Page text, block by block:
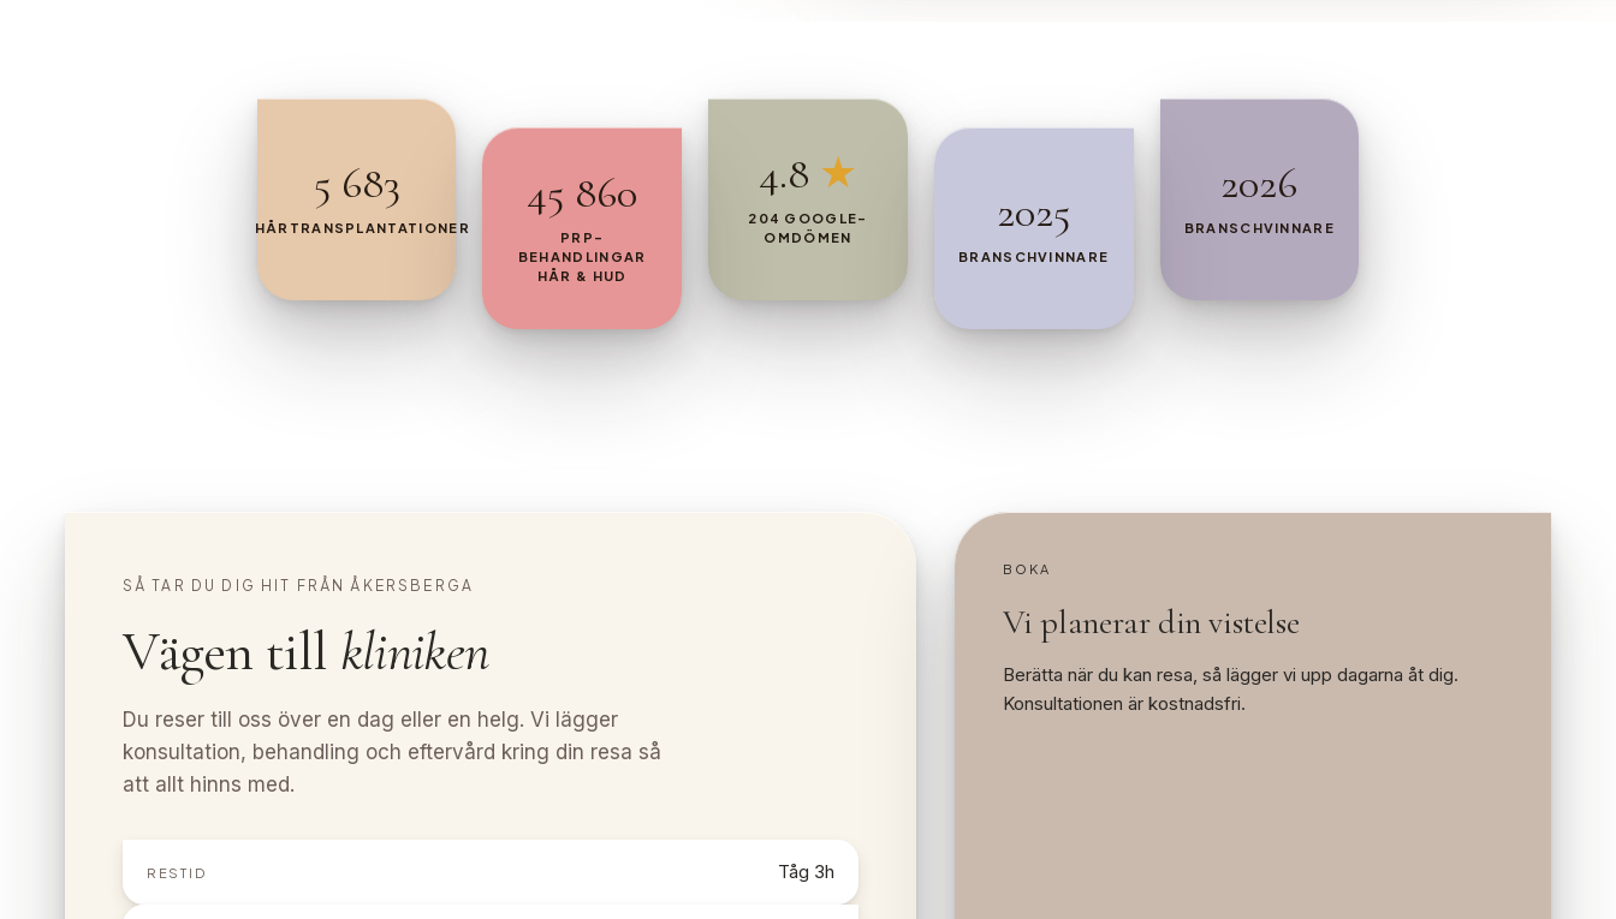
5 683
HÅRTRANSPLANTATIONER
45 860
PRP-
BEHANDLINGAR
HÅR & HUD
4.8 ★
204 GOOGLE-
OMDÖMEN
2025
BRANSCHVINNARE
2026
BRANSCHVINNARE
SÅ TAR DU DIG HIT FRÅN ÅKERSBERGA
Vägen till kliniken
Du reser till oss över en dag eller en helg. Vi lägger
konsultation, behandling och eftervård kring din resa så
att allt hinns med.
RESTID Tåg 3h
BOKA
Vi planerar din vistelse
Berätta när du kan resa, så lägger vi upp dagarna åt dig.
Konsultationen är kostnadsfri.